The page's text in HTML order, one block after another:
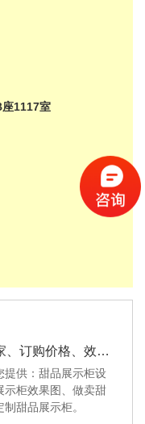
1117室
甜品展示柜设计生产制作工厂厂家、订购价格、效果图图片等相关信...
提供：甜品展示柜设
示柜效果图、做卖甜
甜品展示柜。